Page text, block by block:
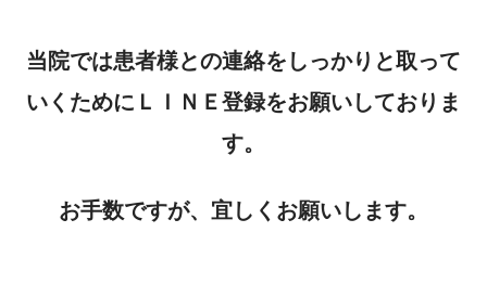
当院では患者様との連絡をしっかりと取って
いくためにＬＩＮＥ登録をお願いしておりま
す。
お手数ですが、宜しくお願いします。